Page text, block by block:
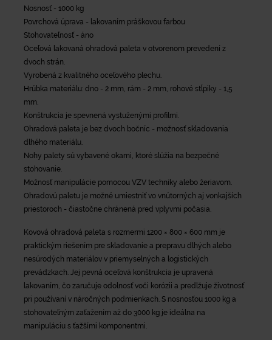
Nosnosť - 1000 kg
Povrchová úprava - lakovaním práškovou farbou
Stohovateľnosť - áno
Oceľová lakovaná ohradová paleta v otvorenom prevedení z
dvoch strán.
Vyrobená z kvalitného oceľového plechu.
Hrúbka materiálu: dno - 2 mm, rám - 2 mm, rohové stĺpiky - 1,5
mm.
Konštrukcia je spevnená vystuženými profilmi.
Ohradová paleta je bez dvoch bočníc - možnosť skladovania
dlhého materiálu.
Nohy palety sú vybavené okami, ktoré slúžia na bezpečné
stohovanie.
Možnosť manipulácie pomocou VZV techniky alebo žeriavom.
Ohradovú paletu je možné umiestniť vo vnútorných aj vonkajších
priestoroch - čiastočne chránená pred vplyvmi počasia.
Kovová ohradová paleta s rozmermi 1200 × 800 × 600 mm je
praktickým riešením pre skladovanie a prepravu dlhých alebo
nesúrodých materiálov v priemyselných a logistických
prevádzkach. Jej pevná oceľová konštrukcia je upravená
lakovaním, čo zaručuje odolnosť voči korózii a predlžuje životnosť
pri používaní v náročných podmienkach. S nosnosťou 1000 kg a
stohovateľným zaťažením až do 3000 kg je ideálna na
manipuláciu s ťažšími komponentmi.